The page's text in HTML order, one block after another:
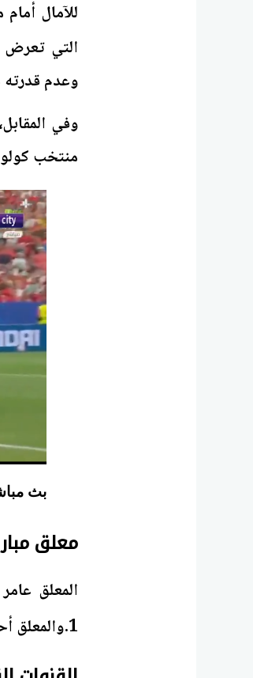
التي تعرض
وعدم قدرته
وفي
منتخب كولومبيا بنتيجة 3-1، من أجل
بث
معلق
1.والمعلق أحمد عبده على قناة beIN SPORTS MAX 3